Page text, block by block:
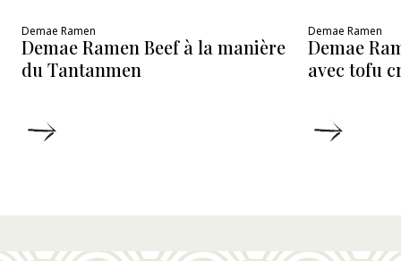
Demae Ramen
Demae Ramen Beef à la manière
du Tantanmen
Demae Ramen
Demae
avec tofu